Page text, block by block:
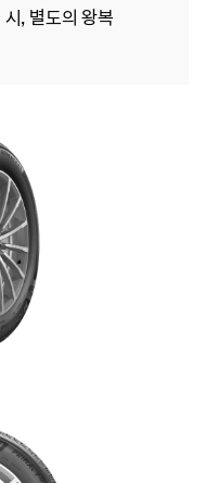
시, 별도의 왕복